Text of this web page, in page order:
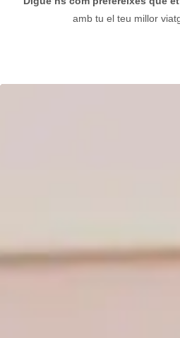
amb tu el teu millor